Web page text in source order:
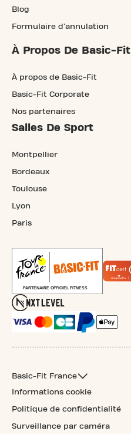
Blog
Formulaire d'annulation
À Propos De Basic-Fit
À propos de Basic-Fit
Basic-Fit Corporate
Nos partenaires
Salles De Sport
Montpellier
Bordeaux
Toulouse
Lyon
Paris
Basic-Fit France
Informations cookie
Politique de confidentialité
Surveillance par caméra